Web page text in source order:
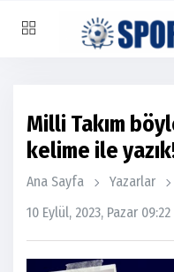
Milli Takım
kelime ile
Ana Sayfa Yazarlar
10 Eylül, 2023, Pazar 09:22